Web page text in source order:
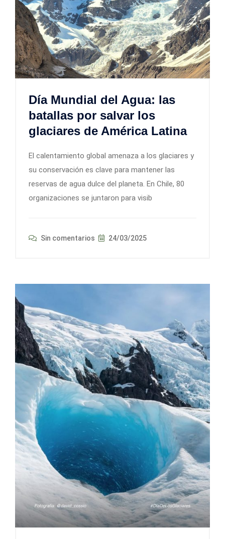
Día Mundial del Agua: las
batallas por salvar los
glaciares de América Latina
El calentamiento global amenaza a los glaciares y
su conservación es clave para mantener las
reservas de agua dulce del planeta. En Chile, 80
organizaciones se juntaron para visib
Sin comentarios 24/03/2025